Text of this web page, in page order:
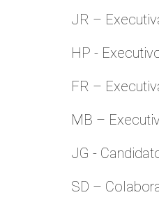
JR –
HP -
FR –
MB –
JG -
SD –